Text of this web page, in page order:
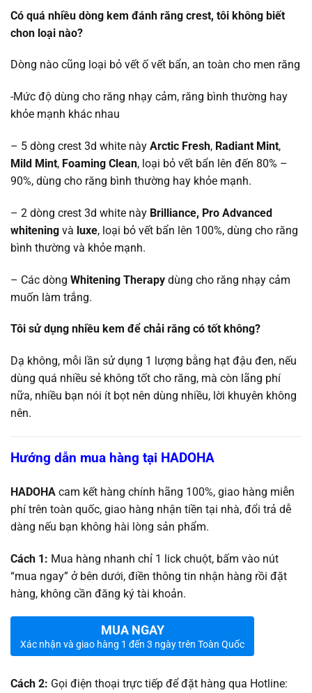
Có quá nhiều dòng kem đánh răng crest, tôi không biết
chon loại nào?
Dòng nào cũng loại bỏ vết ố vết bẩn, an toàn cho men răng
-Mức độ dùng cho răng nhạy cảm, răng bình thường hay
khỏe mạnh khác nhau
– 5 dòng crest 3d white này Arctic Fresh, Radiant Mint,
Mild Mint, Foaming Clean, loại bỏ vết bẩn lên đến 80% –
90%, dùng cho răng bình thường hay khỏe mạnh.
– 2 dòng crest 3d white này Brilliance, Pro Advanced
whitening và luxe, loại bỏ vết bẩn lên 100%, dùng cho răng
bình thường và khỏe mạnh.
– Các dòng Whitening Therapy dùng cho răng nhạy cảm
muốn làm trắng.
Tôi sử dụng nhiều kem để chải răng có tốt không?
Dạ không, mỗi lần sử dụng 1 lượng bằng hạt đậu đen, nếu
dùng quá nhiều sẻ không tốt cho răng, mà còn lãng phí
nữa, nhiều bạn nói ít bọt nên dùng nhiều, lời khuyên không
nên.
Hướng dẫn mua hàng tại HADOHA
HADOHA cam kết hàng chính hãng 100%, giao hàng miễn
phí trên toàn quốc, giao hàng nhận tiền tại nhà, đổi trả dễ
dàng nếu bạn không hài lòng sản phẩm.
Cách 1: Mua hàng nhanh chỉ 1 lick chuột, bấm vào nút
“mua ngay” ở bên dưới, điền thông tin nhận hàng rồi đặt
hàng, không cần đăng ký tài khoản.
MUA NGAY
Xác nhận và giao hàng 1 đến 3 ngày trên Toàn Quốc
Cách 2: Gọi điện thoại trực tiếp để đặt hàng qua Hotline: